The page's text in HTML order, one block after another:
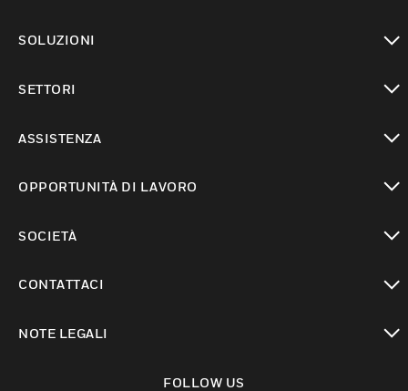
SOLUZIONI
SETTORI
ASSISTENZA
OPPORTUNITÀ DI LAVORO
SOCIETÀ
CONTATTACI
NOTE LEGALI
FOLLOW US